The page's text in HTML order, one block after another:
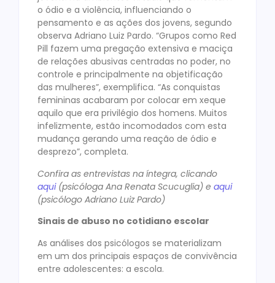
o ódio e a violência, influenciando o
pensamento e as ações dos jovens, segundo
observa Adriano Luiz Pardo. “Grupos como Red
Pill fazem uma pregação extensiva e maciça
de relações abusivas centradas no poder, no
controle e principalmente na objetificação
das mulheres”, exemplifica. “As conquistas
femininas acabaram por colocar em xeque
aquilo que era privilégio dos homens. Muitos
infelizmente, estão incomodados com esta
mudança gerando uma reação de ódio e
desprezo”, completa.
Confira as entrevistas na íntegra, clicando
aqui(psicóloga Ana Renata Scucuglia) e aqui
(psicólogo Adriano Luiz Pardo)
Sinais de abuso no cotidiano escolar
As análises dos psicólogos se materializam
em um dos principais espaços de convivência
entre adolescentes: a escola.